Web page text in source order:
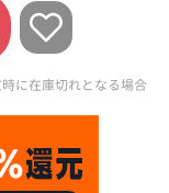
に在庫切れとなる場合